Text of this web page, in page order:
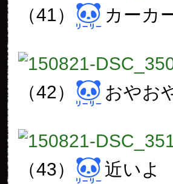
（41） カーカ
（42） おやお
（43） 近いよ